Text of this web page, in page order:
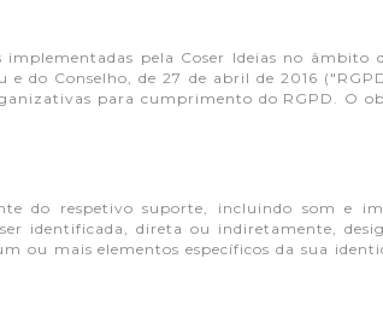
pela Coser Ideias no âmbito
do Conselho, de 27 de abril de 2016
para cumprimento do RGPD.
do respetivo suporte, incluindo som e
identificada, direta ou indiretamente,
ou mais elementos específicos da sua